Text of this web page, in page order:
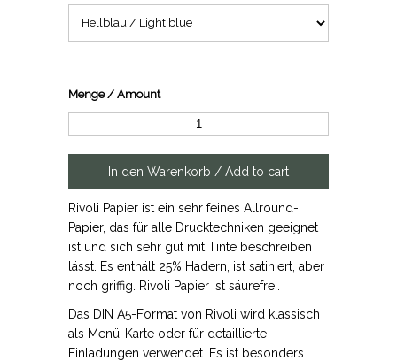
Menge / Amount
Rivoli Papier ist ein sehr feines Allround-
Papier, das für alle Drucktechniken geeignet
ist und sich sehr gut mit Tinte beschreiben
lässt. Es enthält 25% Hadern, ist satiniert, aber
noch griffig. Rivoli Papier ist säurefrei.
Das DIN A5-Format von Rivoli wird klassisch
als Menü-Karte oder für detaillierte
Einladungen verwendet. Es ist besonders